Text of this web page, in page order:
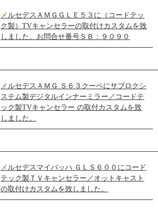
メルセデスＡＭＧＧＬＥ５３に（コードテッ
ク製）TVキャンセラーの取付けカスタムを致
しました。お問合せ番号ＳＢ：９０９０
メルセデスＡＭＧ Ｓ６３クーペにサブロクシ
ステム製デジタルインナーミラー／コードテ
ック製TVキャンセラー の取付カスタムを致
しました。
メルセデスマイバッハ ＧＬＳ６００にコード
テック製ＴＶキャンセラー／オットキャスト
の取付けカスタムを致しました。